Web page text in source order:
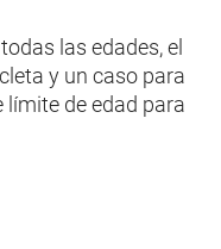
las edades, el
y un caso para
límite de edad para